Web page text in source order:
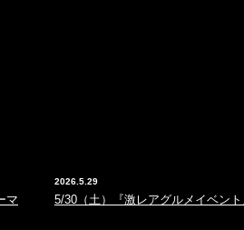
マ
2026.5.29
5/30（土）『激レアグルメイベン